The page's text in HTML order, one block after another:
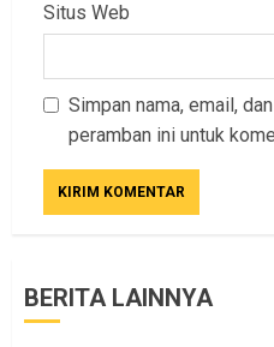
Situs Web
Simpan nama, email,
peramban ini untuk
BERITA LAINNYA